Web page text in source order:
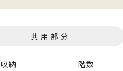
収納 階数
共 用 部 分